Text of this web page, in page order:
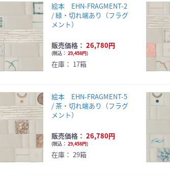
絵本 EHN-FRAGMENT-2
/ 緑・切れ端あり（フラグ
メント）
販売価格：26,780円
(税込：29,458円)
在庫： 17箱
絵本 EHN-FRAGMENT-5
/ 茶・切れ端あり（フラグ
メント）
販売価格：26,780円
(税込：29,458円)
在庫：29箱